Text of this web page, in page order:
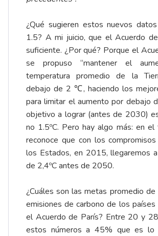
¿Qué sugieren estos nuevos
1.5? A mi juicio, que el Acuerdo
suficiente. ¿Por qué? Porque el
se propuso “mantener el
temperatura promedio de la
debajo de 2 ℃, haciendo los
para limitar el aumento por debajo
objetivo a lograr (antes de 2030)
no 1.5ºC. Pero hay algo más: en
reconoce que con los
los Estados, en 2015, llegaremos
de 2,4ºC antes de 2050.
¿Cuáles son las metas promedio de
emisiones de carbono de los países
el Acuerdo de París? Entre 20 y
estos números a 45% que es